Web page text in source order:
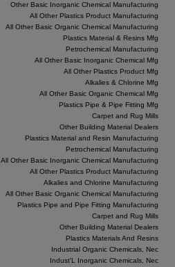
Other Basic Inorganic Chemical Manufacturing
All Other Plastics Product Manufacturing
All Other Basic Organic Chemical Manufacturing
Plastics Material & Resins Mfg
Petrochemical Manufacturing
All Other Basic Inorganic Chemical Mfg
All Other Plastics Product Mfg
Alkalies & Chlorine Mfg
All Other Basic Organic Chemical Mfg
Plastics Pipe & Pipe Fitting Mfg
Carpet and Rug Mills
Other Building Material Dealers
Plastics Material and Resin Manufacturing
Petrochemical Manufacturing
All Other Basic Inorganic Chemical Manufacturing
All Other Plastics Product Manufacturing
Alkalies and Chlorine Manufacturing
All Other Basic Organic Chemical Manufacturing
Plastics Pipe and Pipe Fitting Manufacturing
Carpet and Rug Mills
Other Building Material Dealers
Plastics Materials And Resins
Industrial Organic Chemicals, Nec
Indust'L Inorganic Chemicals, Nec